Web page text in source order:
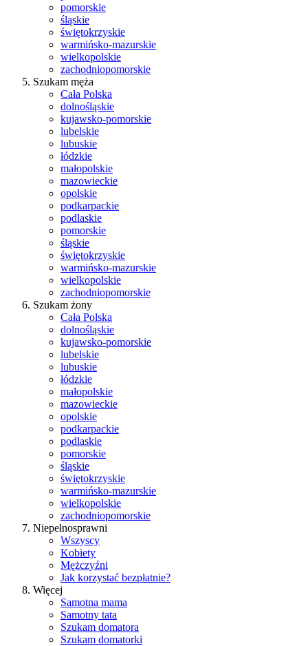
pomorskie
śląskie
świętokrzyskie
warmińsko-mazurskie
wielkopolskie
zachodniopomorskie
Szukam męża
Cała Polska
dolnośląskie
kujawsko-pomorskie
lubelskie
lubuskie
łódzkie
małopolskie
mazowieckie
opolskie
podkarpackie
podlaskie
pomorskie
śląskie
świętokrzyskie
warmińsko-mazurskie
wielkopolskie
zachodniopomorskie
Szukam żony
Cała Polska
dolnośląskie
kujawsko-pomorskie
lubelskie
lubuskie
łódzkie
małopolskie
mazowieckie
opolskie
podkarpackie
podlaskie
pomorskie
śląskie
świętokrzyskie
warmińsko-mazurskie
wielkopolskie
zachodniopomorskie
Niepełnosprawni
Wszyscy
Kobiety
Mężczyźni
Jak korzystać bezpłatnie?
Więcej
Samotna mama
Samotny tata
Szukam domatora
Szukam domatorki